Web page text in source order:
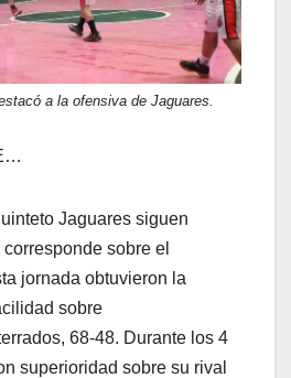
a la ofensiva de Jaguares.
Jaguares siguen
sobre el
jornada obtuvieron la
sobre
68-48. Durante los 4
superioridad sobre su rival